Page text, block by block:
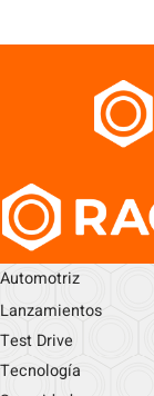
Automotriz
Lanzamientos
Test Drive
Tecnología